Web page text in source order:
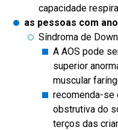
capacidade
as pessoas com
Síndroma de Down
A AOS pode
superior
muscular
recomenda-se
obstrutiva do
terços das